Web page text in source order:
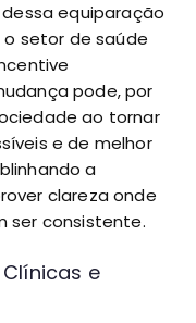
equiparação
setor de saúde
pode, por
ao tornar
e de melhor
a
clareza onde
ser consistente.
e